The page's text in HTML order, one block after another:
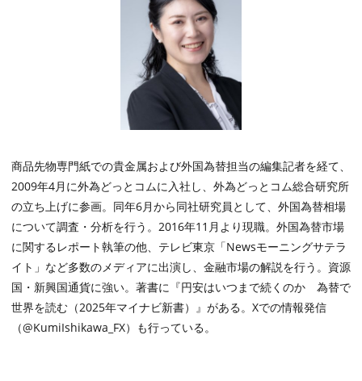
商品先物専門紙での貴金属および外国為替担当の編集記者を経て、
2009年4月に外為どっとコムに入社し、外為どっとコム総合研究所
の立ち上げに参画。同年6月から同社研究員として、外国為替相場
について調査・分析を行う。2016年11月より現職。外国為替市場
に関するレポート執筆の他、テレビ東京「Newsモーニングサテラ
イト」など多数のメディアに出演し、金融市場の解説を行う。資源
国・新興国通貨に強い。著書に『円安はいつまで続くのか 為替で
世界を読む（2025年マイナビ新書）』がある。Xでの情報発信
（@KumiIshikawa_FX）も行っている。